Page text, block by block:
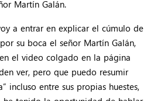
Martín Galán.
a entrar en explicar el cúmulo de
su boca el señor Martín Galán,
el video colgado en la página
ver, pero que puedo resumir
incluso entre sus propias huestes,